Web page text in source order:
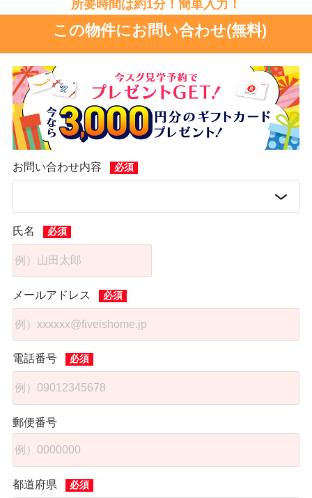
所要時間は約1分！簡単入力！
この物件にお問い合わせ(無料)
お問い合わせ内容
氏名
メールアドレス
電話番号
郵便番号
都道府県